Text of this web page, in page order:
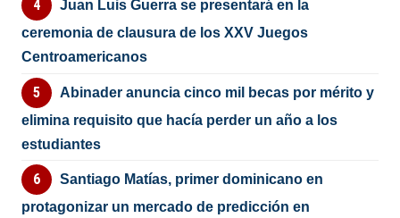
Juan Luis Guerra se presentará en la
ceremonia de clausura de los XXV Juegos
Centroamericanos
Abinader anuncia cinco mil becas por mérito y
elimina requisito que hacía perder un año a los
estudiantes
Santiago Matías, primer dominicano en
protagonizar un mercado de predicción en